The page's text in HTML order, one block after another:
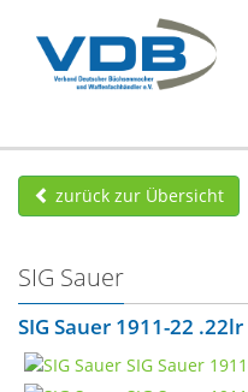
zurück zur Übersicht
SIG Sauer
SIG Sauer 1911-22